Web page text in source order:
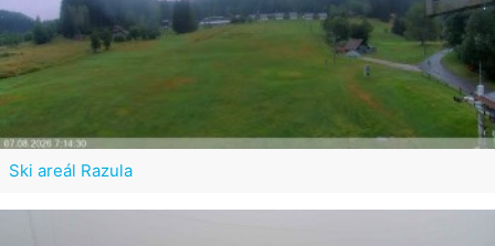
Ski areál Razula